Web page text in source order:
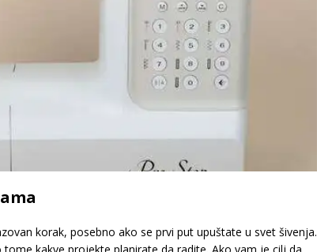
korak, posebno ako se prvi put upuštate u svet šivenja.